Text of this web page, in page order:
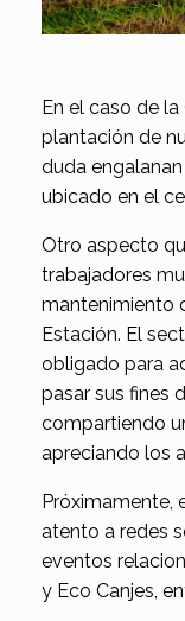
En el caso de
plantación de
duda
ubicado en el
Otro aspecto
trabajadores
mantenimiento
Estación. El
obligado para
pasar sus fines
compartiendo
apreciando los
Próximamente,
atento a redes
eventos
y Eco Canjes,